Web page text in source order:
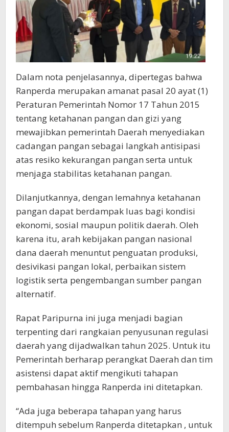
Dalam nota penjelasannya, dipertegas bahwa
Ranperda merupakan amanat pasal 20 ayat (1)
Peraturan Pemerintah Nomor 17 Tahun 2015
tentang ketahanan pangan dan gizi yang
mewajibkan pemerintah Daerah menyediakan
cadangan pangan sebagai langkah antisipasi
atas resiko kekurangan pangan serta untuk
menjaga stabilitas ketahanan pangan.
Dilanjutkannya, dengan lemahnya ketahanan
pangan dapat berdampak luas bagi kondisi
ekonomi, sosial maupun politik daerah. Oleh
karena itu, arah kebijakan pangan nasional
dana daerah menuntut penguatan produksi,
desivikasi pangan lokal, perbaikan sistem
logistik serta pengembangan sumber pangan
alternatif.
Rapat Paripurna ini juga menjadi bagian
terpenting dari rangkaian penyusunan regulasi
daerah yang dijadwalkan tahun 2025. Untuk itu
Pemerintah berharap perangkat Daerah dan tim
asistensi dapat aktif mengikuti tahapan
pembahasan hingga Ranperda ini ditetapkan.
“Ada juga beberapa tahapan yang harus
ditempuh sebelum Ranperda ditetapkan , untuk